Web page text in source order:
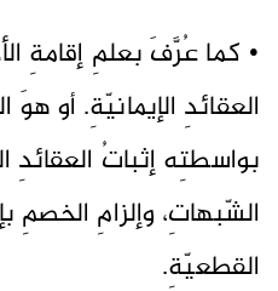
• كما عُرَّفَ بعلمِ إقامةِ
العقائدِ الإيمانيّةِ. أو
بواسطتِه إثباتُ العقائدِ
الشّبهاتِ، وإلزامِ الخصمِ
القطعيّةِ.